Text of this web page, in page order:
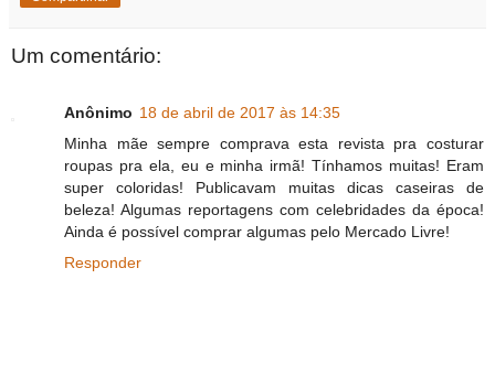
Um comentário:
Anônimo 18 de abril de 2017 às 14:35
Minha mãe sempre comprava esta revista pra costurar
roupas pra ela, eu e minha irmã! Tínhamos muitas! Eram
super coloridas! Publicavam muitas dicas caseiras de
beleza! Algumas reportagens com celebridades da época!
Ainda é possível comprar algumas pelo Mercado Livre!
Responder